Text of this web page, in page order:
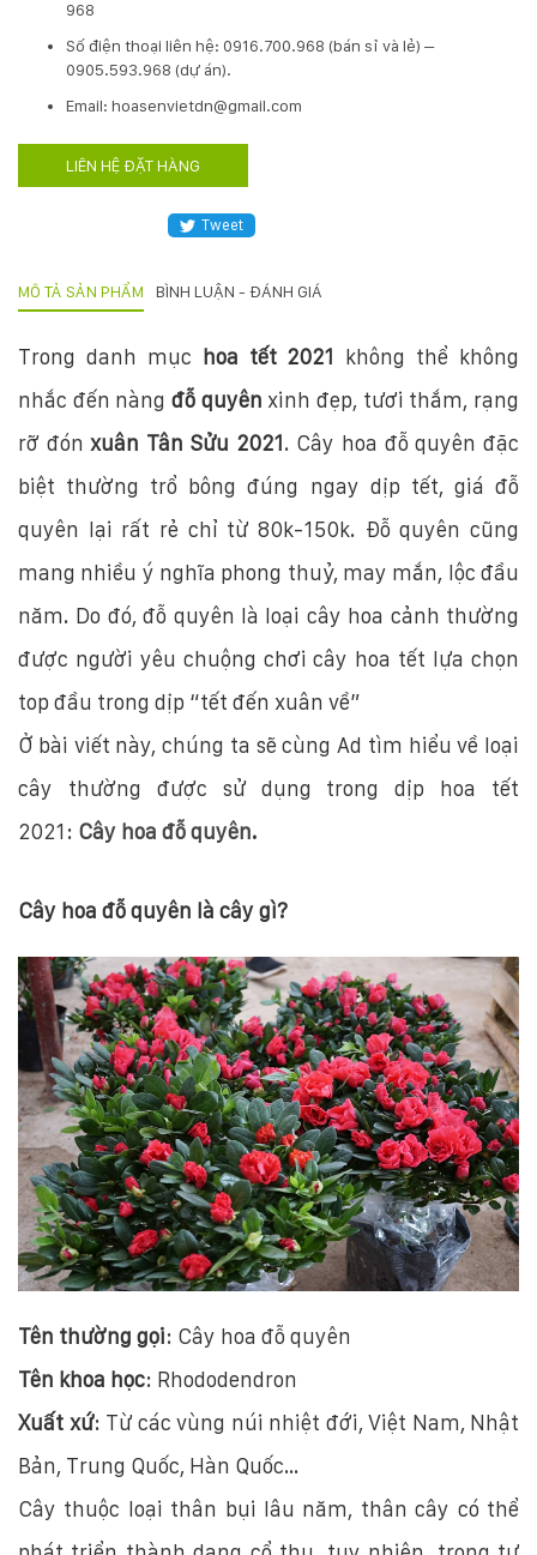
968
​Số điện thoại liên hệ: 0916.700.968 (bán sỉ và lẻ) –
0905.593.968 (dự án).
Email: hoasenvietdn@gmail.com
LIÊN HỆ ĐẶT HÀNG
Tweet
MÔ TẢ SẢN PHẨM BÌNH LUẬN - ĐÁNH GIÁ
Trong danh mục hoa tết 2021 không thể không
nhắc đến nàng đỗ quyên xinh đẹp, tươi thắm, rạng
rỡ đónxuân Tân Sửu 2021. Cây hoa đỗ quyên đặc
biệt thường trổ bông đúng ngay dịp tết, giá đỗ
quyên lại rất rẻ chỉ từ 80k-150k. Đỗ quyên cũng
mang nhiều ý nghĩa phong thuỷ, may mắn, lộc đầu
năm. Do đó, đỗ quyên là loại cây hoa cảnh thường
được người yêu chuộng chơi cây hoa tết lựa chọn
top đầu trong dịp “tết đến xuân về”
Ở bài viết này, chúng ta sẽ cùng Ad tìm hiểu về loại
cây thường được sử dụng trong dịp hoa tết
2021: Cây hoa đỗ quyên.
Cây hoa đỗ quyên là cây gì?
Tên thường gọi: Cây hoa đỗ quyên
Tên khoa học: Rhododendron
Xuất xứ: Từ các vùng núi nhiệt đới, Việt Nam, Nhật
Bản, Trung Quốc, Hàn Quốc…
Cây thuộc loại thân bụi lâu năm, thân cây có thể